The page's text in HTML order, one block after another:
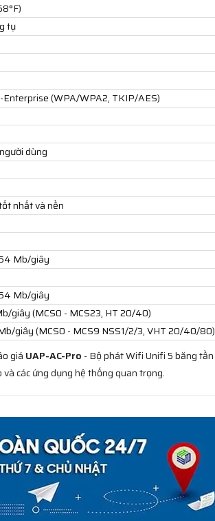
tụ
(WPA/WPA2, TKIP/AES)
dùng
nhất và nền
Mb/giây
Mb/giây
giây (MCS0 - MCS23, HT 20/40)
giây (MCS0 - MCS9 NSS1/2/3, VHT 20/40/80)
giá UAP-AC-Pro - Bộ phát Wifi Unifi 5 băng tần
các ứng dụng hệ thống quan trọng.